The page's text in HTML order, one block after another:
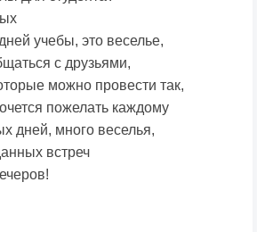
учебы, это веселье,
с друзьями,
можно провести так,
пожелать каждому
дней, много веселья,
встреч